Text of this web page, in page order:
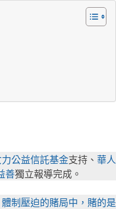
力公益信託基金支持、 華人
善獨立報導完成。
制壓迫的賭局中，賭的是